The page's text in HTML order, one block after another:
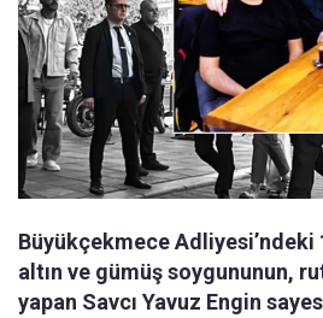
Büyükçekmece Adliyesi’ndeki
altın ve gümüş soygununun,
yapan Savcı Yavuz Engin